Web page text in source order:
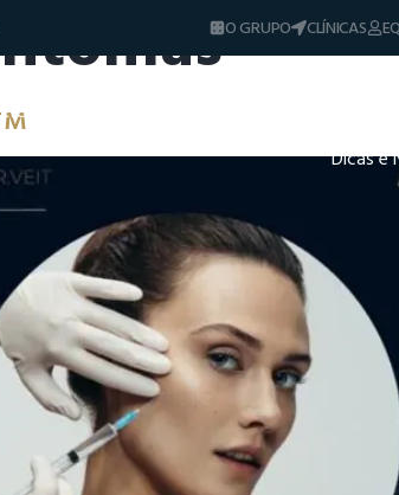
O GRUPO CLÍNICAS
Dicas e